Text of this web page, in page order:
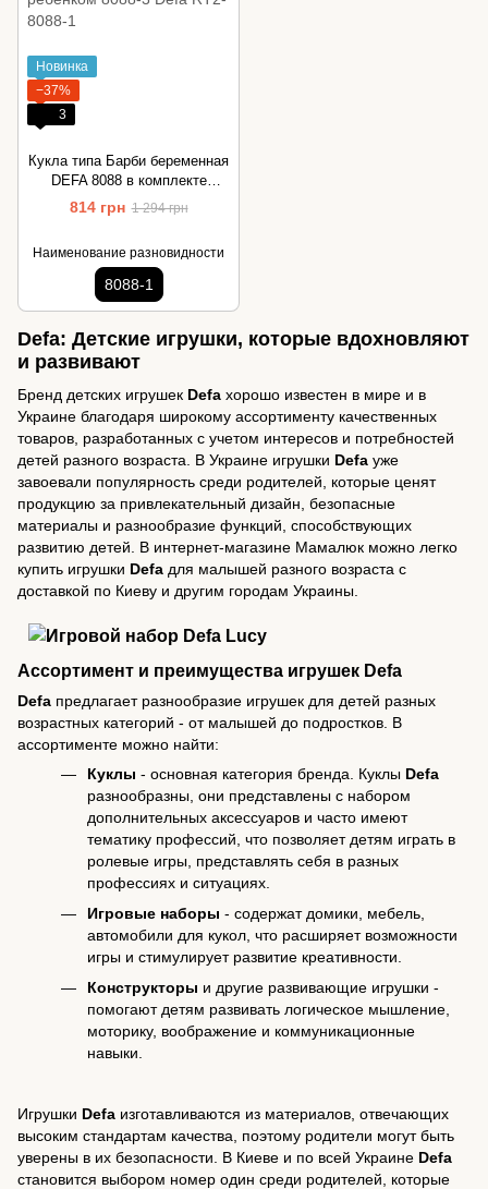
Новинка
−37%
3
Кукла типа Барби беременная
DEFA 8088 в комплекте
коляска с ребёнком 8088-3
814 грн 1 294 грн
Наименование разновидности
8088-1
Defa: Детские игрушки, которые вдохновляют
и развивают
Бренд детских игрушек Defa хорошо известен в мире и в
Украине благодаря широкому ассортименту качественных
товаров, разработанных с учетом интересов и потребностей
детей разного возраста. В Украине игрушки Defa уже
завоевали популярность среди родителей, которые ценят
продукцию за привлекательный дизайн, безопасные
материалы и разнообразие функций, способствующих
развитию детей. В интернет-магазине Мамалюк можно легко
купить игрушки Defa для малышей разного возраста с
доставкой по Киеву и другим городам Украины.
Ассортимент и преимущества игрушек Defa
Defa предлагает разнообразие игрушек для детей разных
возрастных категорий - от малышей до подростков. В
ассортименте можно найти:
Куклы - основная категория бренда. Куклы Defa
разнообразны, они представлены с набором
дополнительных аксессуаров и часто имеют
тематику профессий, что позволяет детям играть в
ролевые игры, представлять себя в разных
профессиях и ситуациях.
Игровые наборы - содержат домики, мебель,
автомобили для кукол, что расширяет возможности
игры и стимулирует развитие креативности.
Конструкторы и другие развивающие игрушки -
помогают детям развивать логическое мышление,
моторику, воображение и коммуникационные
навыки.
Игрушки Defa изготавливаются из материалов, отвечающих
высоким стандартам качества, поэтому родители могут быть
уверены в их безопасности. В Киеве и по всей Украине Defa
становится выбором номер один среди родителей, которые